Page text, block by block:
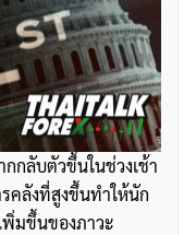
กลับตัวขึ้นในช่วงเช้า
คลังที่สูงขึ้นทำให้นัก
มขึ้นของภาวะ